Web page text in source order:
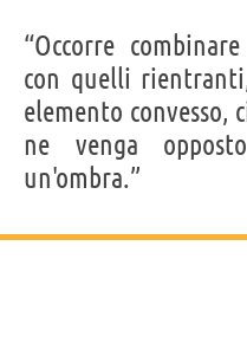
“Occorre
con quelli
elemento convesso,
ne venga
un'ombra.”